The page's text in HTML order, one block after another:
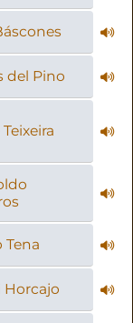
del Pino
Tena
Horcajo